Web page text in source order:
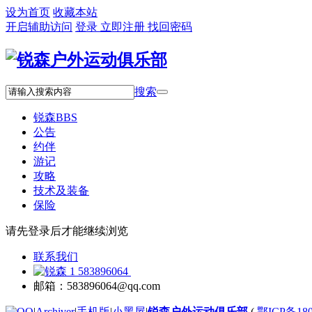
设为首页 收藏本站
开启辅助访问 登录 立即注册 找回密码
搜索
锐森BBS
公告
约伴
游记
攻略
技术及装备
保险
请先登录后才能继续浏览
联系我们
583896064
邮箱：583896064@qq.com